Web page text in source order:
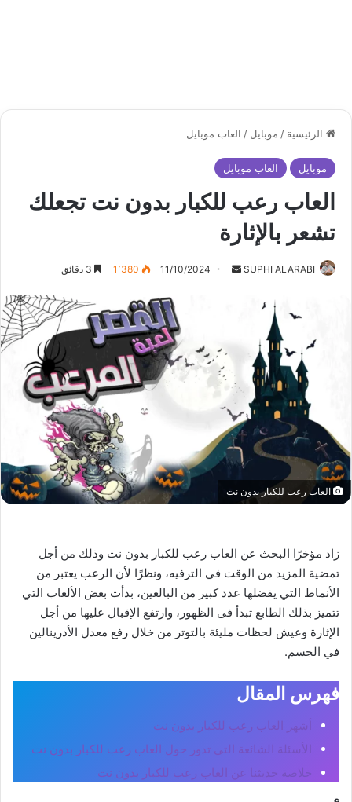
الرئيسية / موبايل / العاب موبايل
موبايل العاب موبايل
العاب رعب للكبار بدون نت تجعلك
تشعر بالإثارة
SUPHI ALARABI
أرسل 11/10/2024 1٬380
العاب رعب للكبار بدون نت
زاد مؤخرًا البحث عن العاب رعب للكبار بدون نت وذلك من أجل
تمضية المزيد من الوقت في الترفيه، ونظرًا لأن الرعب يعتبر من
الأنماط التي يفضلها عدد كبير من البالغين، بدأت بعض الألعاب التي
تتميز بذلك الطابع تبدأ فى الظهور، وارتفع الإقبال عليها من أجل
الإثارة وعيش لحظات مليئة بالتوتر من خلال رفع معدل الأدرينالين
في الجسم.
فهرس المقال
أشهر العاب رعب للكبار بدون نت
الأسئلة الشائعة التي تدور حول العاب رعب للكبار بدون نت
خلاصة حديثنا عن العاب رعب للكبار بدون نت